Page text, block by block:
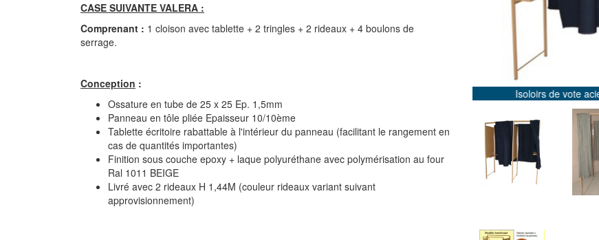
CASE SUIVANTE VALERA :
Comprenant : 1 cloison avec tablette + 2 tringles + 2 rideaux + 4 boulons de
serrage.
Conception :
Ossature en tube de 25 x 25 Ep. 1,5mm
Panneau en tôle pliée Epaisseur 10/10ème
Tablette écritoire rabattable à l'intérieur du panneau (facilitant le rangement en
cas de quantités importantes)
Finition sous couche epoxy + laque polyuréthane avec polymérisation au four
Ral 1011 BEIGE
Livré avec 2 rideaux H 1,44M (couleur rideaux variant suivant
approvisionnement)